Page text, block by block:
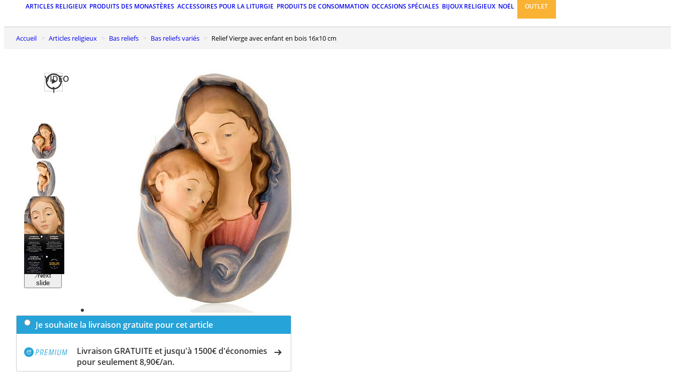
ARTICLES RELIGIEUX PRODUITS DES MONASTÈRES ACCESSOIRES POUR LA LITURGIE PRODUITS DE CONSOMMATION OCCASIONS SPÉCIALES BIJOUX RELIGIEUX NOËL OUTLET
Accueil Articles religieux Bas reliefs Bas reliefs variés Relief Vierge avec enfant en bois 16x10 cm
VIDEO
1
Previous
slide
Next
slide
Je souhaite la livraison gratuite pour cet article
Livraison GRATUITE et jusqu'à 1500€ d'économies
pour seulement 8,90€/an.